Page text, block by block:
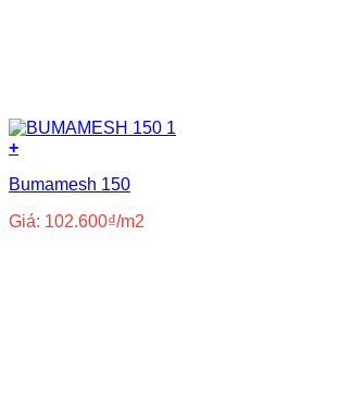
+
Bumamesh 150
Giá: 102.600₫/m2